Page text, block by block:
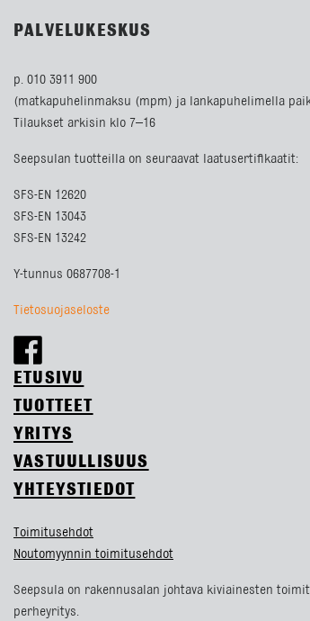
PALVELUKESKUS
p. 010 3911 900
(matkapuhelinmaksu (mpm) ja lankapuhelimella
Tilaukset arkisin klo 7–16
Seepsulan tuotteilla on seuraavat laatusertifikaatit:
SFS-EN 12620
SFS-EN 13043
SFS-EN 13242
Y-tunnus 0687708-1
Tietosuojaseloste
ETUSIVU
TUOTTEET
YRITYS
VASTUULLISUUS
YHTEYSTIEDOT
Toimitusehdot
Noutomyynnin toimitusehdot
Seepsula on rakennusalan johtava kiviainesten
perheyritys.